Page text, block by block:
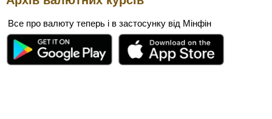
Все про валюту теперь і в застосунку від Мінфін